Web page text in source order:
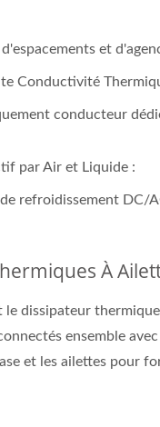
et
Conductivité
conducteur
par Air et Liquide :
refroidissement DC/
À
dissipateur
ensemble
et les ailettes pour